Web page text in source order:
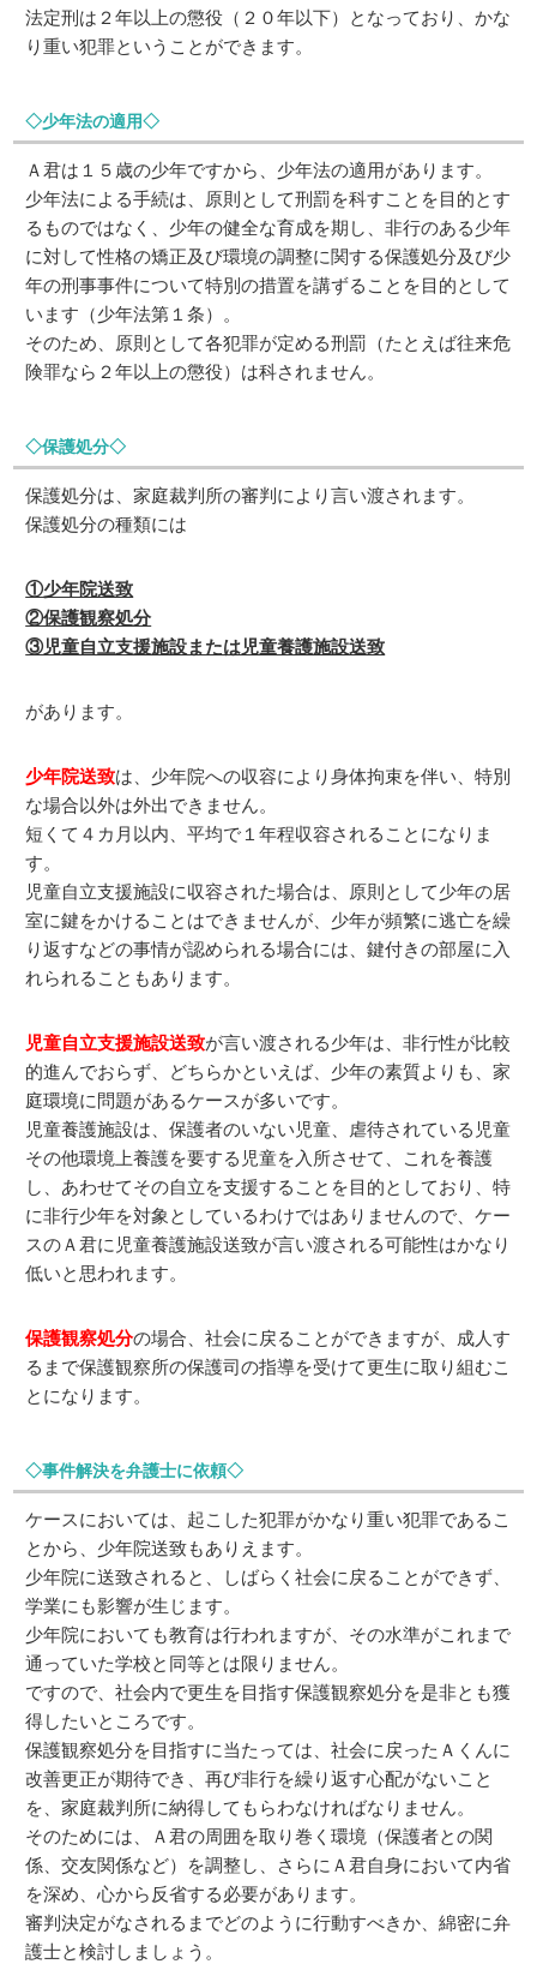
法定刑は２年以上の懲役（２０年以下）となっており、かな
り重い犯罪ということができます。
◇少年法の適用◇
Ａ君は１５歳の少年ですから、少年法の適用があります。
少年法による手続は、原則として刑罰を科すことを目的とす
るものではなく、少年の健全な育成を期し、非行のある少年
に対して性格の矯正及び環境の調整に関する保護処分及び少
年の刑事事件について特別の措置を講ずることを目的として
います（少年法第１条）。
そのため、原則として各犯罪が定める刑罰（たとえば往来危
険罪なら２年以上の懲役）は科されません。
◇保護処分◇
保護処分は、家庭裁判所の審判により言い渡されます。
保護処分の種類には
①少年院送致
②保護観察処分
③児童自立支援施設または児童養護施設送致
があります。
少年院送致は、少年院への収容により身体拘束を伴い、特別
な場合以外は外出できません。
短くて４カ月以内、平均で１年程収容されることになりま
す。
児童自立支援施設に収容された場合は、原則として少年の居
室に鍵をかけることはできませんが、少年が頻繁に逃亡を繰
り返すなどの事情が認められる場合には、鍵付きの部屋に入
れられることもあります。
児童自立支援施設送致が言い渡される少年は、非行性が比較
的進んでおらず、どちらかといえば、少年の素質よりも、家
庭環境に問題があるケースが多いです。
児童養護施設は、保護者のいない児童、虐待されている児童
その他環境上養護を要する児童を入所させて、これを養護
し、あわせてその自立を支援することを目的としており、特
に非行少年を対象としているわけではありませんので、ケー
スのＡ君に児童養護施設送致が言い渡される可能性はかなり
低いと思われます。
保護観察処分の場合、社会に戻ることができますが、成人す
るまで保護観察所の保護司の指導を受けて更生に取り組むこ
とになります。
◇事件解決を弁護士に依頼◇
ケースにおいては、起こした犯罪がかなり重い犯罪であるこ
とから、少年院送致もありえます。
少年院に送致されると、しばらく社会に戻ることができず、
学業にも影響が生じます。
少年院においても教育は行われますが、その水準がこれまで
通っていた学校と同等とは限りません。
ですので、社会内で更生を目指す保護観察処分を是非とも獲
得したいところです。
保護観察処分を目指すに当たっては、社会に戻ったＡくんに
改善更正が期待でき、再び非行を繰り返す心配がないこと
を、家庭裁判所に納得してもらわなければなりません。
そのためには、Ａ君の周囲を取り巻く環境（保護者との関
係、交友関係など）を調整し、さらにＡ君自身において内省
を深め、心から反省する必要があります。
審判決定がなされるまでどのように行動すべきか、綿密に弁
護士と検討しましょう。